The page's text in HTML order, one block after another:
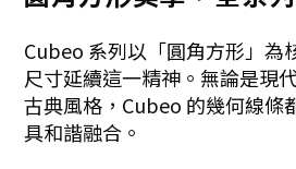
Cubeo 系列以「圓角方形」為
尺寸延續這一精神。無論是現
古典風格，Cubeo 的幾何線條
具和諧融合。